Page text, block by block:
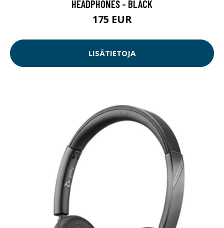
HEADPHONES - BLACK
175 EUR
LISÄTIETOJA